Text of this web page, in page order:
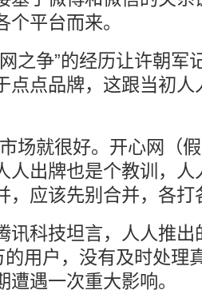
平台而来。
之争”的经历让许朝军
点点品牌，这跟当初
场就很好。开心网（
人出牌也是个教训，
，应该先别合并，各打
讯科技坦言，人人推
用户，没有及时处理
遇一次重大影响。